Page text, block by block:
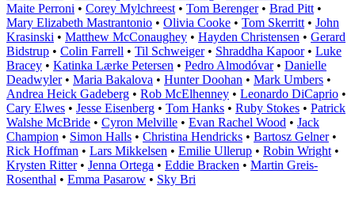
Maite Perroni • Corey Mylchreest• Tom Berenger• Brad Pitt•
Mary Elizabeth Mastrantonio • Olivia Cooke • Tom Skerritt• John
Krasinski • Matthew McConaughey • Hayden Christensen • Gerard
Bidstrup • Colin Farrell • Til Schweiger• Shraddha Kapoor• Luke
Bracey • Katinka Lærke Petersen • Pedro Almodóvar• Danielle
Deadwyler• Maria Bakalova • Hunter Doohan • Mark Umbers •
Andrea Heick Gadeberg • Rob McElhenney • Leonardo DiCaprio •
Cary Elwes • Jesse Eisenberg • Tom Hanks • Ruby Stokes • Patrick
Walshe McBride • Cyron Melville • Evan Rachel Wood • Jack
Champion • Simon Halls • Christina Hendricks • Bartosz Gelner•
Rick Hoffman • Lars Mikkelsen • Emilie Ullerup • Robin Wright•
Krysten Ritter• Jenna Ortega • Eddie Bracken • Martin Greis-
Rosenthal • Emma Pasarow • Sky Bri